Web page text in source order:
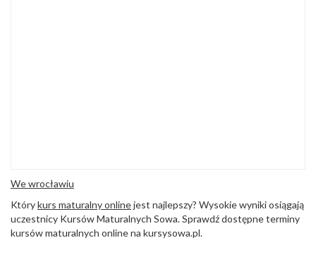
We wrocławiu
Którykurs maturalny onlinejest najlepszy? Wysokie wyniki osiągają
uczestnicy Kursów Maturalnych Sowa. Sprawdź dostępne terminy
kursów maturalnych online na kursysowa.pl.